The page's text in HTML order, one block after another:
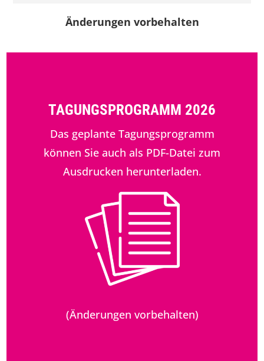
Änderungen vorbehalten
TAGUNGSPROGRAMM 2026
Das geplante Tagungsprogramm
können Sie auch als PDF-Datei zum
Ausdrucken herunterladen.
(Änderungen vorbehalten)